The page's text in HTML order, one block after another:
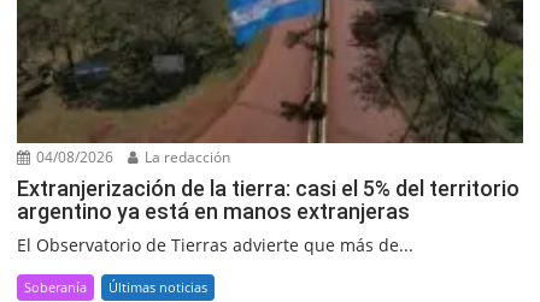
04/08/2026 La redacción
Extranjerización de la tierra: casi el 5% del territorio
argentino ya está en manos extranjeras
El Observatorio de Tierras advierte que más de...
Soberanía Últimas noticias